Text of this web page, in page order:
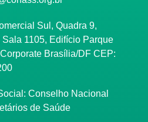
Sul, Quadra 9,
Sala 1105, Edifício Parque
Brasília/DF CEP:
Conselho Nacional
de Saúde